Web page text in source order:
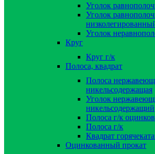
Уголок
Уголок
Уголок
Круг
Круг г/к
Полоса, квадрат
Полоса
никельсодержащая
Уголок
никельсодержащий
Полоса г/к
Полоса г/к
Квадрат
Оцинкованный прокат